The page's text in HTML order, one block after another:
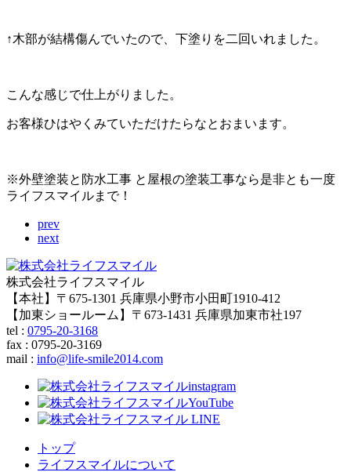
↑木部が結構傷んでいたので、下塗りを二回いれました。
こんな感じで仕上がりました。
お客様ひはやくみていただけたらなとおまいます。
※外壁塗装と防水工事 と屋根の塗装工事なら是非とも一度
ライフスマイルまで！
prev
next
株式会社ライフスマイル
【本社】〒675-1301 兵庫県小野市小田町1910-412
【加東ショールーム】〒673-1431 兵庫県加東市社197
tel : 0795-20-3168
fax : 0795-20-3169
mail : info@life-smile2014.com
トップ
ライフスマイルについて